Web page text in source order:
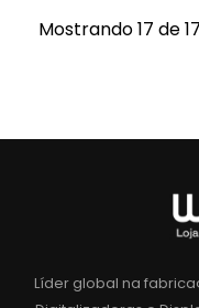
Mostrando 17 de
Líder global na